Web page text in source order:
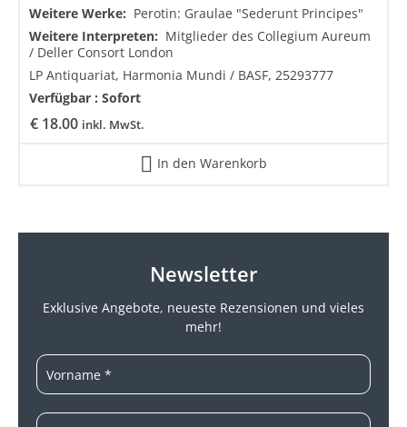
€ 18.00 inkl. MwSt.
Weitere Werke: Perotin: Graulae "Sederunt Principes"
Weitere Interpreten: Mitglieder des Collegium Aureum
/ Deller Consort London
LP Antiquariat, Harmonia Mundi / BASF, 25293777
Verfügbar : Sofort
In den Warenkorb
Newsletter
Exklusive Angebote, neueste Rezensionen und vieles
mehr!